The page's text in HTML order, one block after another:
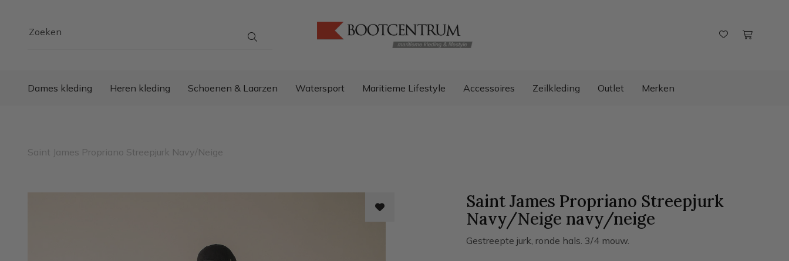
Zoeken
Dames kleding Heren kleding Schoenen & Laarzen Watersport Maritieme Lifestyle Accessoires Zeilkleding Outlet Merken
Saint James Propriano Streepjurk Navy/Neige
Saint James Propriano Streepjurk
Navy/Neige navy/neige
G​estreepte jurk, ronde hals. 3/4 mouw.